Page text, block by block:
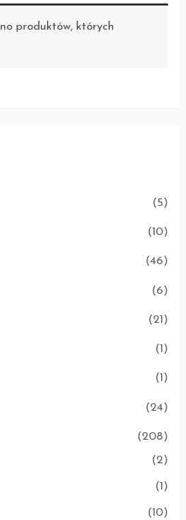
(5)
(10)
(46)
(6)
(21)
(1)
(1)
(24)
(208)
(2)
(1)
(10)
produktów, których